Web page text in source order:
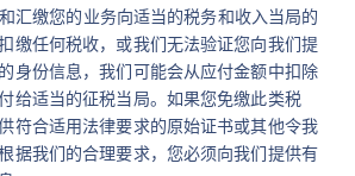
汇缴您的业务向适当的税务和收入当局的
缴任何税收，或我们无法验证您向我们提
身份信息，我们可能会从应付金额中扣除
给适当的征税当局。如果您免缴此类税
符合适用法律要求的原始证书或其他令我
据我们的合理要求，您必须向我们提供有